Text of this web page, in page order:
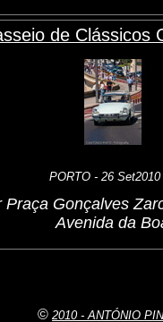
de Clássicos
PORTO - 26
Praça Gonçalves
Avenida da
© 2010 - ANTÓNIO